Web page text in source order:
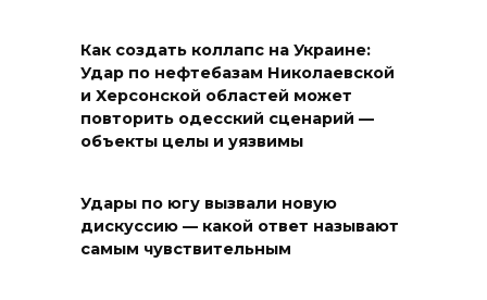
Как создать коллапс на Украине:
Удар по нефтебазам Николаевской
и Херсонской областей может
повторить одесский сценарий —
объекты целы и уязвимы
Удары по югу вызвали новую
дискуссию — какой ответ называют
самым чувствительным